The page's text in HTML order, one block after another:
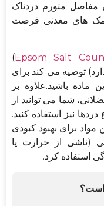
مفاصل متورم دردناک
های معدنی فرصت
Epsom Salt
)
توصیه می کند برای
این ماده باشید.علاوه بر
شما می توانید از
نیز استفاده کنید.
برای بهبود کبودی
(ناشی از حرارت یا
استفاده کرد.
است؟